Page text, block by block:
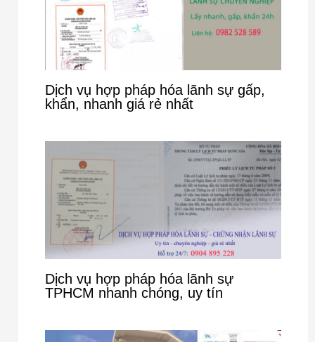
Dịch vụ hợp pháp hóa lãnh sự gấp,
khẩn, nhanh giá rẻ nhất
Dịch vụ hợp pháp hóa lãnh sự
TPHCM nhanh chóng, uy tín